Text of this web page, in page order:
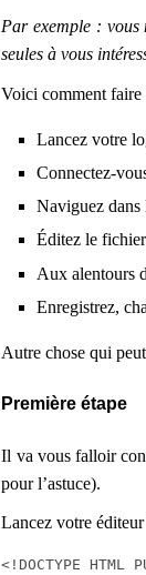
Par exemple : vous
seules à vous
Voici comment faire
Lancez votre
Connectez-
Naviguez dans
Éditez le fichier
Aux alentours
Enregistrez,
Autre chose qui
Première étape
Il va vous falloir
pour l’astuce).
Lancez votre
<!DOCTYPE